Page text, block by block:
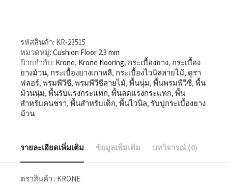
รหัสสินค้า: KR-23515
หมวดหมู่: Cushion Floor 2.3 mm
ป้ายกำกับ: Krone, Krone flooring, กระเบื้องยาง, กระเบื้อง
ยางม้วน, กระเบื้องยางเกาหลี, กระเบื้องไวนิลลายไม้, ดูรา
ฟลอร์, พรมพีวีซี, พรมพีวีซีลายไม้, พื้นนุ่ม, พื้นพรมพีวีซี, พื้น
ม้วนนุ่ม, พื้นรับแรงกระแทก, พื้นลดแรงกระแทก, พื้น
สำหรับคนชรา, พื้นสำหรับเด็ก, พื้นไวนิล, รับปูกระเบื้องยาง
ม้วน
รายละเอียดเพิ่มเติม ข้อมูลเพิ่มเติม บทวิจารณ์ (0)
ตราสินค้า : KRONE